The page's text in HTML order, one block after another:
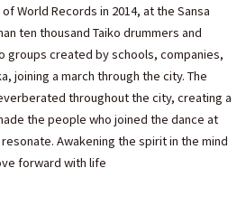
World Records in 2014, at the Sansa
ten thousand Taiko drummers and
groups created by schools, companies,
joining a march through the city. The
throughout the city, creating a
the people who joined the dance at
Awakening the spirit in the mind
forward with life